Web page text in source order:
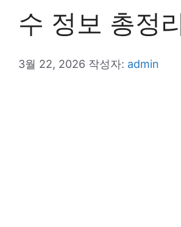
수 정보 총정
3월 22, 2026 작성자: admin